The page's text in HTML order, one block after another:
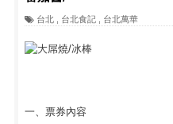
台北 台北食記 台北萬華
一、票券內容